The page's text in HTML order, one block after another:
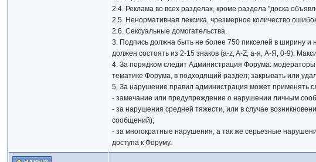
2.4. Реклама во всех разделах, кроме раздела "доска
2.5. Ненормативная лексика, чрезмерное количество
2.6. Сексуальные домогательства.
3. Подпись должна быть не более 750 пикселей в ширину
должен состоять из 2-15 знаков (a-z, A-Z, а-я, А-Я, 0-9).
4. За порядком следит Администрация Форума:
тематике Форума, в подходящий раздел; закрывать или
5. За нарушение правил администрация может применять
- замечание или предупреждение о нарушении личным
- за нарушения средней тяжести, или в случае
сообщений);
- за многократные нарушения, а так же серьезные
доступа к Форуму.